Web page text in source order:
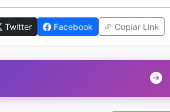
Twitter Facebook Copiar Link